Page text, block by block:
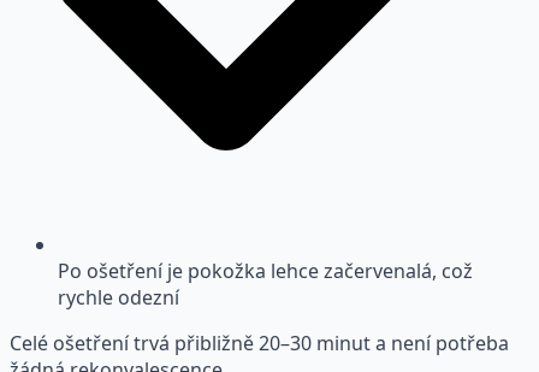
Po ošetření je pokožka lehce začervenalá, což
rychle odezní
Celé ošetření trvá přibližně 20–30 minut a není potřeba